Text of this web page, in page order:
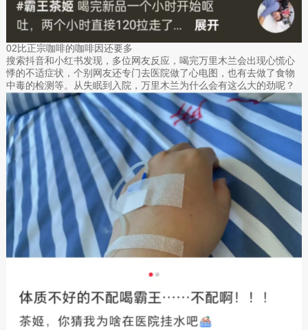
02比正宗咖啡的咖啡因还要多
搜索抖音和小红书发现，多位网友反应，喝完万里木兰会出现心慌心
悸的不适症状，个别网友还专门去医院做了心电图，也有去做了食物
中毒的检测等。从失眠到入院，万里木兰为什么会有这么大的劲呢？